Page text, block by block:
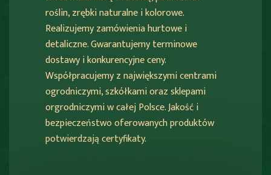
roślin, zrębki naturalne i kolorowe.
Realizujemy zamówienia hurtowe i
detaliczne. Gwarantujemy terminowe
dostawy i konkurencyjne ceny.
Współpracujemy z największymi centrami
ogrodniczymi, szkółkami oraz sklepami
orgrodniczymi w całej Polsce. Jakość i
bezpieczeństwo oferowanych produktów
potwierdzają certyfikaty.